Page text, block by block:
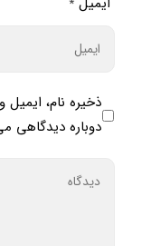
*
ذخیره نام،
دوباره دیدگاهی